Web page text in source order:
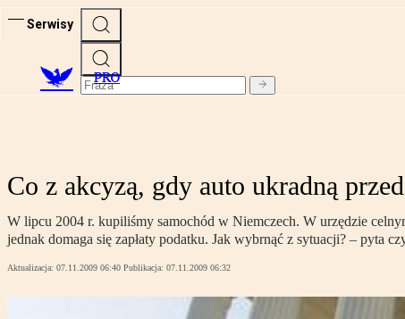
Serwisy
PRO
Co z akcyzą, gdy auto ukradną
W lipcu 2004 r. kupiliśmy samochód w Niemczech. W urzędzie
jednak domaga się zapłaty podatku. Jak wybrnąć z sytuacji? – pyta
Aktualizacja: 07.11.2009 06:40 Publikacja: 07.11.2009 06:32